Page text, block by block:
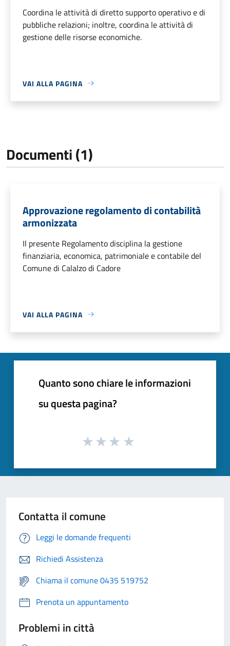
Coordina le attività di diretto supporto operativo e di
pubbliche relazioni; inoltre, coordina le attività di
gestione delle risorse economiche.
VAI ALLA PAGINA
Documenti (1)
Approvazione regolamento di contabilità
armonizzata
Il presente Regolamento disciplina la gestione
finanziaria, economica, patrimoniale e contabile del
Comune di Calalzo di Cadore
VAI ALLA PAGINA
Quanto sono chiare le informazioni
su questa pagina?
Contatta il comune
Leggi le domande frequenti
Richiedi Assistenza
Chiama il comune 0435 519752
Prenota un appuntamento
Problemi in città